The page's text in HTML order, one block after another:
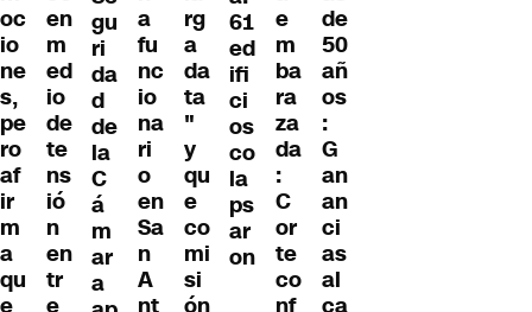
oc
io
ne
s,
pe
ro
af
ir
m
a
qu
en
m
ed
io
de
te
ns
ió
n
en
tr
gu
ri
da
d
de
la
C
á
m
ar
a
a
fu
nc
io
na
ri
o
en
Sa
n
A
rg
a
da
ta
"
y
qu
e
co
mi
si
61
ed
ifi
ci
os
co
la
ps
ar
on
e
m
ba
ra
za
da
:
C
or
te
co
de
50
añ
os
:
G
an
an
ci
as
al